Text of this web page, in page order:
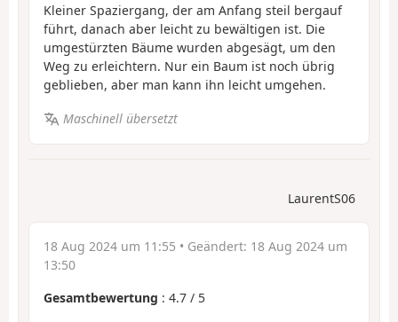
Kleiner Spaziergang, der am Anfang steil bergauf
führt, danach aber leicht zu bewältigen ist. Die
umgestürzten Bäume wurden abgesägt, um den
Weg zu erleichtern. Nur ein Baum ist noch übrig
geblieben, aber man kann ihn leicht umgehen.
Maschinell übersetzt
LaurentS06
18 Aug 2024 um 11:55 • Geändert: 18 Aug 2024 um
13:50
Gesamtbewertung : 4.7 / 5